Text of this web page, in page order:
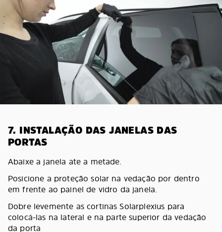
7. INSTALAÇÃO DAS JANELAS DAS
PORTAS
Abaixe a janela ate a metade.
Posicione a proteção solar na vedação por dentro
em frente ao painel de vidro da janela.
Dobre levemente as cortinas Solarplexius para
colocá-las na lateral e na parte superior da vedação
da porta